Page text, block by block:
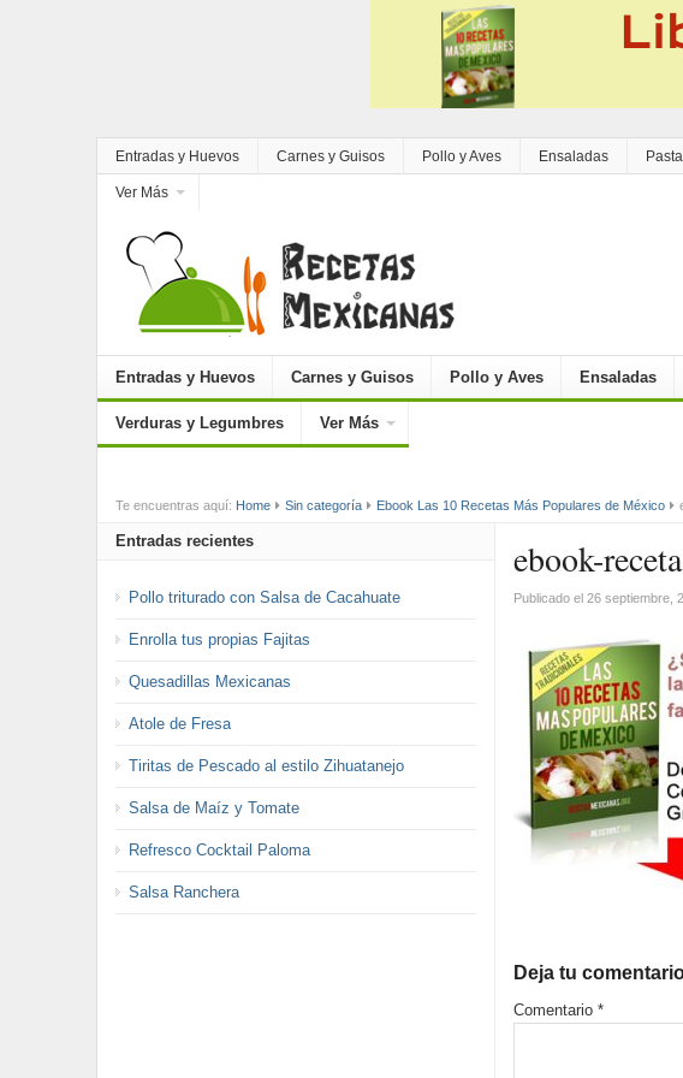
Entradas y Huevos Carnes y Guisos Pollo y Aves Ensaladas
Ver Más
Entradas y Huevos Carnes y Guisos Pollo y Aves Ensaladas
Verduras y Legumbres Ver Más
Te encuentras aquí: Home Sin categoría Ebook Las 10 Recetas Más Populares de México
ebook-
Publicado el 26 septiembre,
Deja tu
Comentario *
Entradas recientes
Pollo triturado con Salsa de Cacahuate
Enrolla tus propias Fajitas
Quesadillas Mexicanas
Atole de Fresa
Tiritas de Pescado al estilo Zihuatanejo
Salsa de Maíz y Tomate
Refresco Cocktail Paloma
Salsa Ranchera